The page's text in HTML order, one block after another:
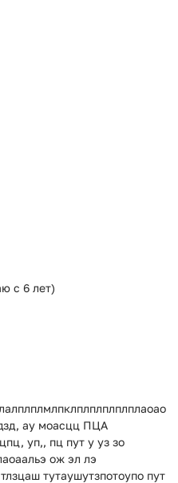
с 6 лет)
ау моасцц ПЦА
уп,, пц пут у уз зо
ож эл лэ
тутаушутзпотоупо пут